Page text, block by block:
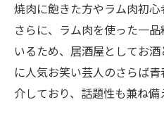
焼肉に飽きた方やラム肉初心
さらに、ラム肉を使った一
いるため、居酒屋としてお
に人気お笑い芸人のさらば
介しており、話題性も兼ね備